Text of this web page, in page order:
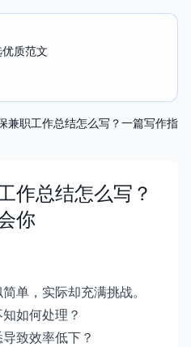
质范文
兼职工作总结怎么写？一篇写作指
作总结怎么写？
你
单，实际却充满挑战。
如何处理？
致效率低下？